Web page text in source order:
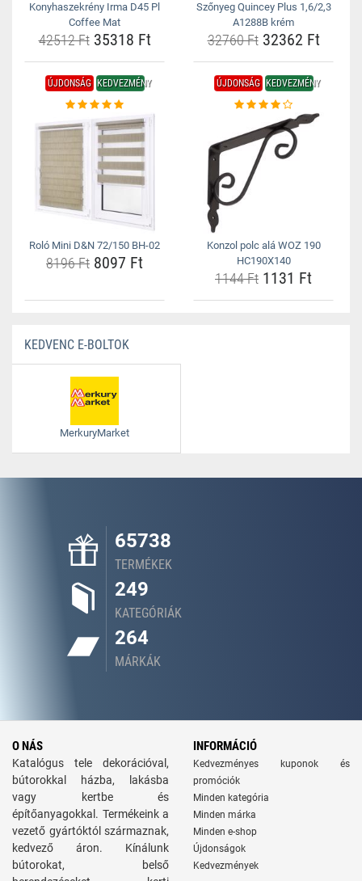
Konyhaszekrény Irma D45 Pl
Coffee Mat
42512 Ft35318 Ft
Szőnyeg Quincey Plus 1,6/2,3
A1288B krém
32760 Ft32362 Ft
ÚJDONSÁG KEDVEZMÉNY
Roló Mini D&N 72/150 BH-02
8196 Ft 8097 Ft
ÚJDONSÁG KEDVEZMÉNY
Konzol polc alá WOZ 190
HC190X140
1144 Ft 1131 Ft
KEDVENC E-BOLTOK
MerkuryMarket
65738
TERMÉKEK
249
KATEGÓRIÁK
264
MÁRKÁK
O NÁS
Katalógus tele dekorációval,
bútorokkal házba, lakásba
vagy kertbe és
építőanyagokkal. Termékeink a
vezető gyártóktól származnak,
kedvező áron. Kínálunk
bútorokat, belső
INFORMÁCIÓ
Kedvezményes kuponok és
promóciók
Minden kategória
Minden márka
Minden e-shop
Újdonságok
Kedvezmények